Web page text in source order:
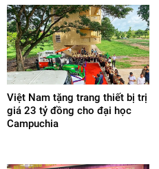
Việt Nam tặng trang thiết bị trị
giá 23 tỷ đồng cho đại học
Campuchia